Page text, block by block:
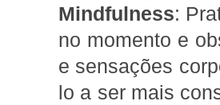
Mindfulness:
no momento e
e sensações
lo a ser mais